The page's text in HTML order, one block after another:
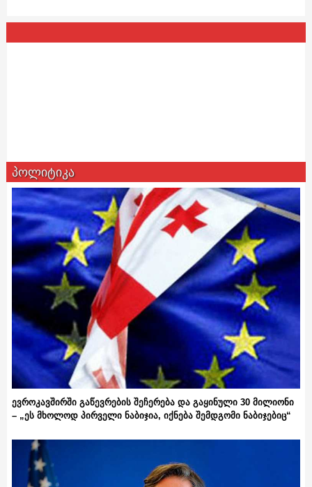
პოლიტიკა
ევროკავშირში გაწევრების შეჩერება და გაყინული 30 მილიონი
– „ეს მხოლოდ პირველი ნაბიჯია, იქნება შემდგომი ნაბიჯებიც“